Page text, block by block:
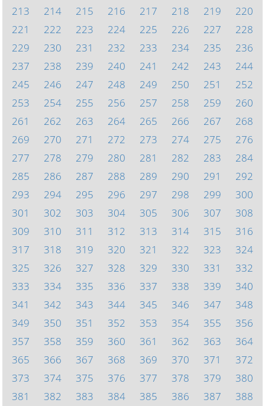
213
214 215 216 217 218 219
220
221
222 223 224 225 226 227
228
229
230 231 232 233 234 235
236
237
238 239 240 241 242 243
244
245
246 247 248 249 250 251
252
253
254 255 256 257 258 259
260
261
262 263 264 265 266 267
268
269
270 271 272 273 274 275
276
277
278 279 280 281 282 283
284
285
286 287 288 289 290 291
292
293
294 295 296 297 298 299
300
301
302 303 304 305 306 307
308
309
310 311 312 313 314 315
316
317
318 319 320 321 322 323
324
325
326 327 328 329 330 331
332
333
334 335 336 337 338 339
340
341
342 343 344 345 346 347
348
349
350 351 352 353 354 355
356
357
358 359 360 361 362 363
364
365
366 367 368 369 370 371
372
373
374 375 376 377 378 379
380
381
382 383 384 385 386 387 388